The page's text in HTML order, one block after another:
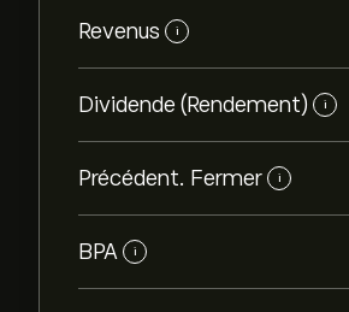
Revenus i
Dividende (Rendement) i
Précédent. Fermer i
BPA i